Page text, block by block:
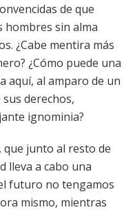
de que
hombres sin alma
¿Cabe mentira más
¿Cómo puede una
aquí, al amparo de un
derechos,
ignominia?
que junto al resto de
lleva a cabo una
futuro no tengamos
mismo, mientras